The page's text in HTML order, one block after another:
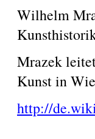
Wilhelm
Mrazek
Kunst in
http://